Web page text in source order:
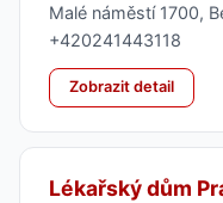
Malé náměstí 1700,
+420241443118
Zobrazit detail
Lékařský dům